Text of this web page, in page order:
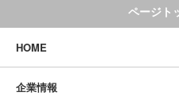
ページト
HOME
企業情報